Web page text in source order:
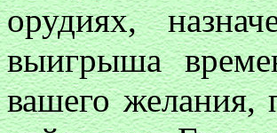
орудиях,
выигрыша
вашего желания,